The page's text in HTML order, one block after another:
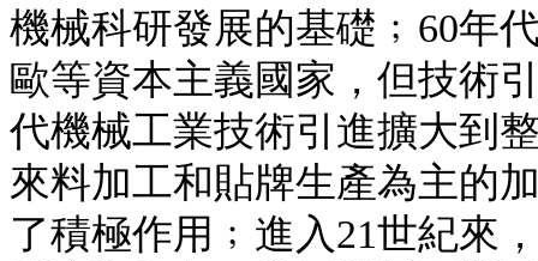
機械科研發展的基礎﹔60年
歐等資本主義國家，但技術
代機械工業技術引進擴大到
來料加工和貼牌生產為主的
了積極作用﹔進入21世紀來